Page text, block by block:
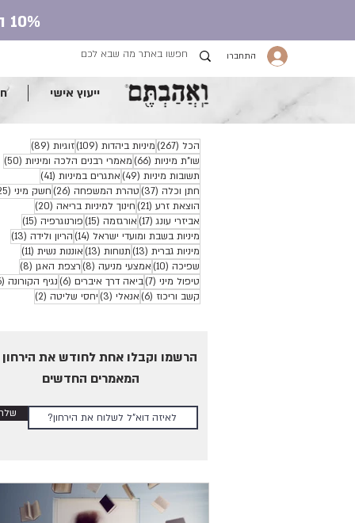
10% הנחה על כל חנות העונג עם קוד קופון ve.ahavtem
התחברו
ייעוץ אישי
הכל (267) 267 פוסטים
מיניות ביהדות (109) 109 פוסטים
זוגיות (89)
89 פוסטים
שו"ת מיניות (66) 66 פוסטים
מאמרי רבנים הלכה ומיניות (50)
50 פוסטים
תשובות מיניות (49) 49 פוסטים
אתגרים במיניות (41)
41 פוסטים
חתן וכלה (37) 37 פוסטים
טהרת המשפחה (26) 26 פוסטים
חשק מיני (25)
הוצאת זרע (21) 21 פוסטיםחינוך למיניות בריאה (20)
20 פוסטים
אביזרי עונג (17) 17 פוסטיםאורגזמה (15) 15 פוסטיםפורנוגרפיה (15)
15 פוסטים
מיניות בשבת ומועדי ישראל (14) 14 פוסטיםהריון ולידה (13)
13 פוסטים
מיניות גברית (13) 13 פוסטיםתנוחות (13) 13 פוסטיםאוננות נשית (11)
11 פוסטים
שפיכה (10) 10 פוסטיםאמצעי מניעה (8) 8 פוסטיםרצפת האגן (8)
8 פוסטים
טיפול מיני (7) 7 פוסטיםביאה דרך איברים (6) 6 פוסטיםנגיף הקורונה (6)
קשב וריכוז (6) 6 פוסטיםאנאלי (3) 3 פוסטיםיחסי שליטה (2) 2 פוסטים
הרשמו וקבלו אחת לחודש את
המאמרים החדשים